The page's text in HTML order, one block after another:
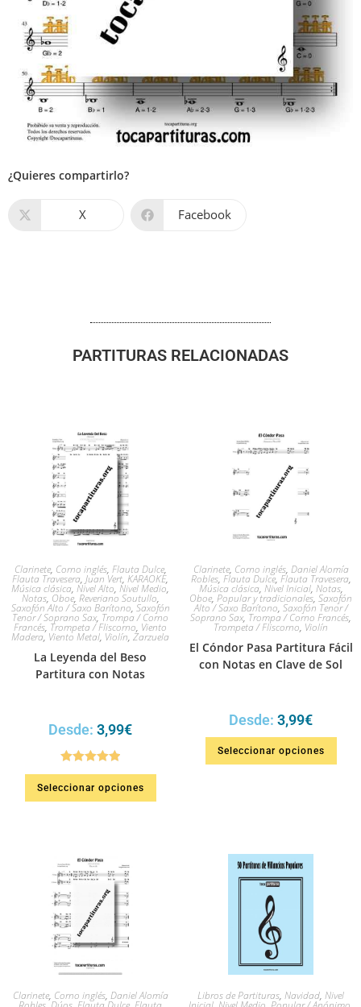
¿Quieres compartirlo?
X Facebook
PARTITURAS RELACIONADAS
Clarinete, Corno inglés, Flauta Dulce,
Flauta Travesera, Juan Vert, KARAOKE,
Música clásica, Nivel Alto, Nivel Medio,
Notas, Oboe, Reveriano Soutullo,
Saxofón Alto / Saxo Barítono, Saxofón
Tenor / Soprano Sax, Trompa / Corno
Francés, Trompeta / Fliscorno, Viento
Madera, Viento Metal, Violín, Zarzuela
La Leyenda del Beso
Partitura con Notas
Desde: 3,99€
Valorado en
5.00de 5
Seleccionar opciones
Clarinete, Corno inglés, Daniel Alomía
Robles, Flauta Dulce, Flauta Travesera,
Música clásica, Nivel Inicial, Notas,
Oboe, Popular y tradicionales, Saxofón
Alto / Saxo Barítono, Saxofón Tenor /
Soprano Sax, Trompa / Corno Francés,
Trompeta / Fliscorno, Violín
El Cóndor Pasa Partitura Fácil
con Notas en Clave de Sol
Desde: 3,99€
Seleccionar opciones
Clarinete, Corno inglés, Daniel Alomía Libros de Partituras, Navidad, Nivel